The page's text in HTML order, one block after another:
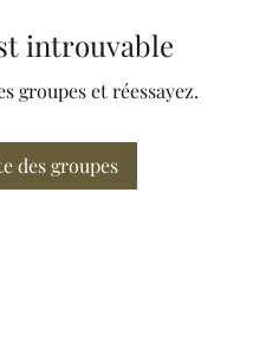
introuvable
groupes et réessayez.
des groupes